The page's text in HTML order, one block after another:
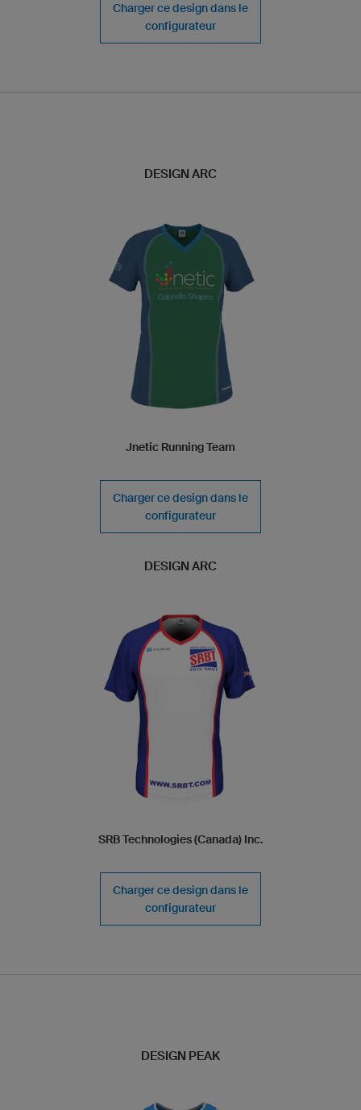
Charger ce design dans le
configurateur
DESIGN ARC
Jnetic Running Team
Charger ce design dans le
configurateur
DESIGN ARC
SRB Technologies (Canada) Inc.
Charger ce design dans le
configurateur
DESIGN PEAK